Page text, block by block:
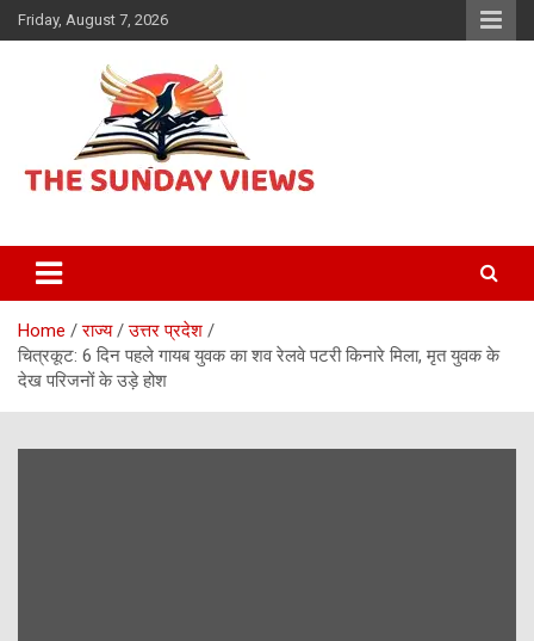
Skip
to
Friday, August 7, 2026
The Sunday views
Home राज्य
उत्तर प्रदेश
चित्रकूट: 6 दिन पहले गायब युवक का शव रेलवे पटरी किनारे मिला, मृत युवक के
देख परिजनों के उड़े होश